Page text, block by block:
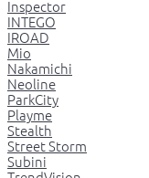
Inspector
INTEGO
IROAD
Mio
Nakamichi
Neoline
ParkCity
Playme
Stealth
Street Storm
Subini